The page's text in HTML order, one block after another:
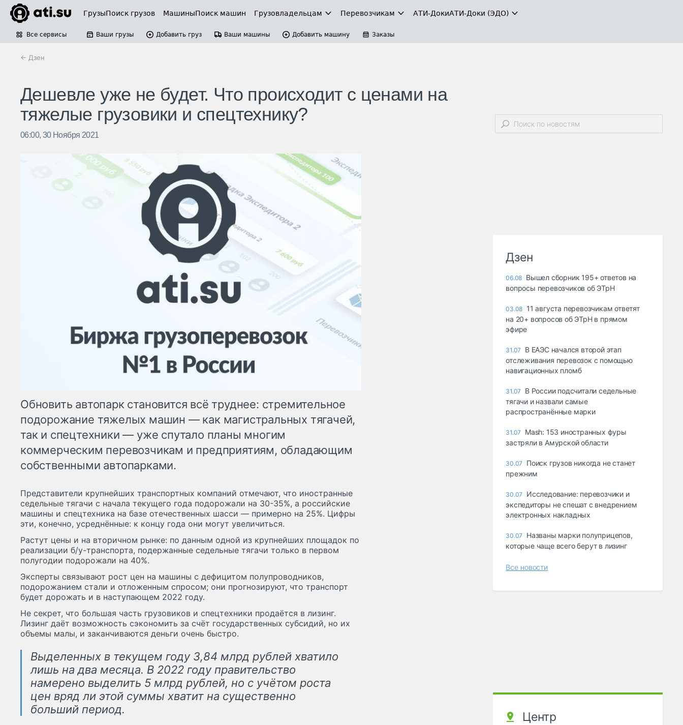
ГрузыПоиск грузов МашиныПоиск машин Грузовладельцам Перевозчикам АТИ-ДокиАТИ-Доки (ЭДО)
Все сервисы Ваши грузы Добавить груз Ваши машины Добавить машину Заказы
← Дзен
Дешевле уже не будет. Что происходит с ценами на
тяжелые грузовики и спецтехнику?
06:00, 30 Ноября 2021
Обновить автопарк становится всё труднее: стремительное
подорожание тяжелых машин — как магистральных тягачей,
так и спецтехники — уже спутало планы многим
коммерческим перевозчикам и предприятиям, обладающим
собственными автопарками.
Представители крупнейших транспортных компаний отмечают, что иностранные
седельные тягачи с начала текущего года подорожали на 30-35%, а российские
машины и спецтехника на базе отечественных шасси — примерно на 25%. Цифры
эти, конечно, усреднённые: к концу года они могут увеличиться.
Растут цены и на вторичном рынке: по данным одной из крупнейших площадок по
реализации б/у-транспорта, подержанные седельные тягачи только в первом
полугодии подорожали на 40%.
Эксперты связывают рост цен на машины с дефицитом полупроводников,
подорожанием стали и отложенным спросом; они прогнозируют, что транспорт
будет дорожать и в наступающем 2022 году.
Не секрет, что большая часть грузовиков и спецтехники продаётся в лизинг.
Лизинг даёт возможность сэкономить за счёт государственных субсидий, но их
объемы малы, и заканчиваются деньги очень быстро.
Выделенных в текущем году 3,84 млрд рублей хватило
лишь на два месяца. В 2022 году правительство
намерено выделить 5 млрд рублей, но с учётом роста
цен вряд ли этой суммы хватит на существенно
больший период.
Дзен
06.08 Вышел сборник 195+ ответов на
вопросы перевозчиков об ЭТрН
03.08 11 августа перевозчикам ответят
на 20+ вопросов об ЭТрН в прямом
эфире
31.07
В ЕАЭС начался второй этап
отслеживания перевозок с помощью
навигационных пломб
31.07
В России подсчитали седельные
тягачи и назвали самые
распространённые марки
31.07
Mash: 153 иностранных фуры
застряли в Амурской области
30.07
Поиск грузов никогда не станет
прежним
30.07
Исследование: перевозчики и
экспедиторы не спешат с внедрением
электронных накладных
30.07
Названы марки полуприцепов,
которые чаще всего берут в лизинг
Все новости
Центр